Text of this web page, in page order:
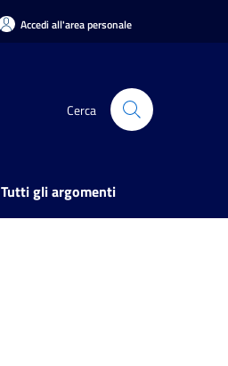
Accedi all'area personale
Cerca
Tutti gli argomenti